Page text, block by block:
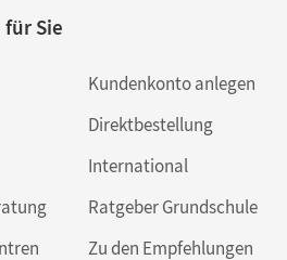
für Sie
Kundenkonto anlegen
Direktbestellung
International
Ratgeber Grundschule
Zu den Empfehlungen